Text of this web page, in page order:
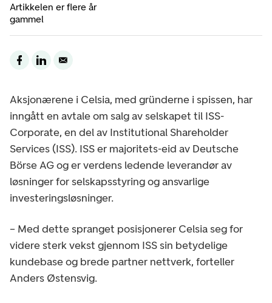
Artikkelen er flere år
gammel
Aksjonærene i Celsia, med gründerne i spissen, har
inngått en avtale om salg av selskapet til ISS-
Corporate, en del av Institutional Shareholder
Services (ISS). ISS er majoritets-eid av Deutsche
Börse AG og er verdens ledende leverandør av
løsninger for selskapsstyring og ansvarlige
investeringsløsninger.
– Med dette spranget posisjonerer Celsia seg for
videre sterk vekst gjennom ISS sin betydelige
kundebase og brede partner nettverk, forteller
Anders Østensvig.